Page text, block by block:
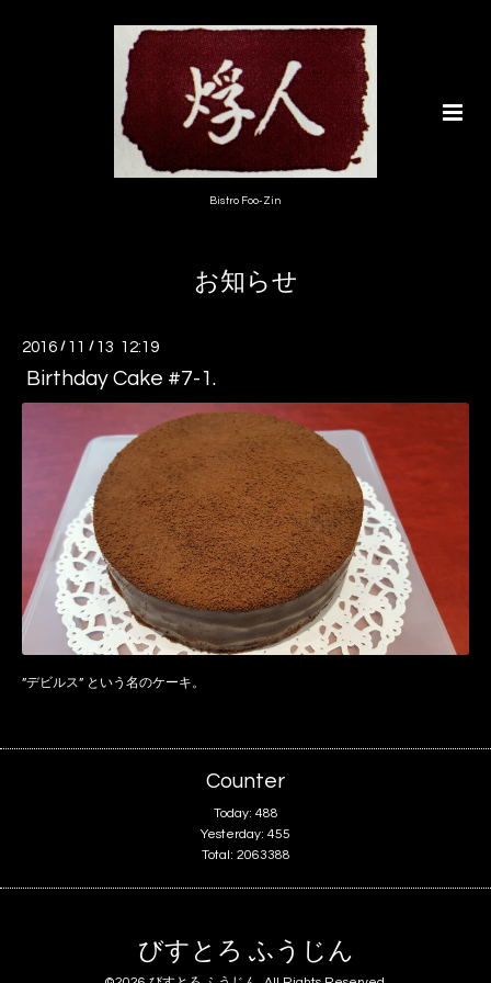
Bistro Foo-Zin
お知らせ
2016 / 11 / 13 12:19
Birthday Cake #7-1.
”デビルス” という名のケーキ。
Counter
Today: 488
Yesterday: 455
Total: 2063388
びすとろ ふうじん